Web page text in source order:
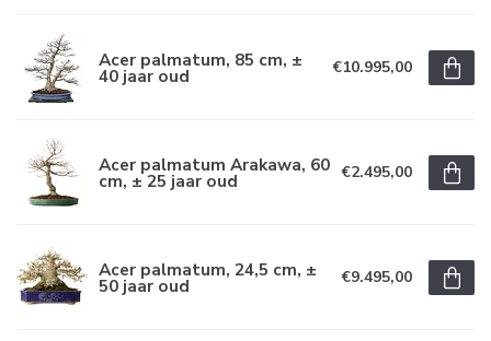
Acer palmatum, 85 cm, ±
40 jaar oud €10.995,00
Acer palmatum Arakawa, 60
cm, ± 25 jaar oud €2.495,00
Acer palmatum, 24,5 cm, ±
50 jaar oud €9.495,00